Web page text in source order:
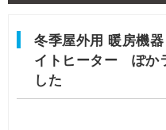
冬季屋外用 暖房機
イトヒーター ぽか
した